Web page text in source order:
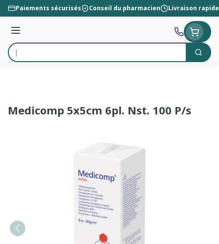
Aller au contenu
Paiements sécurisés Conseil du pharmacien Livraison rapide
Menu
Rechercher
Medicomp 5x5cm 6pl. Nst. 100 P/s